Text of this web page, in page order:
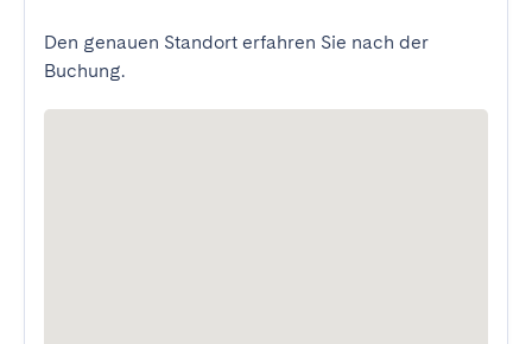
Den genauen Standort erfahren Sie nach der
Buchung.